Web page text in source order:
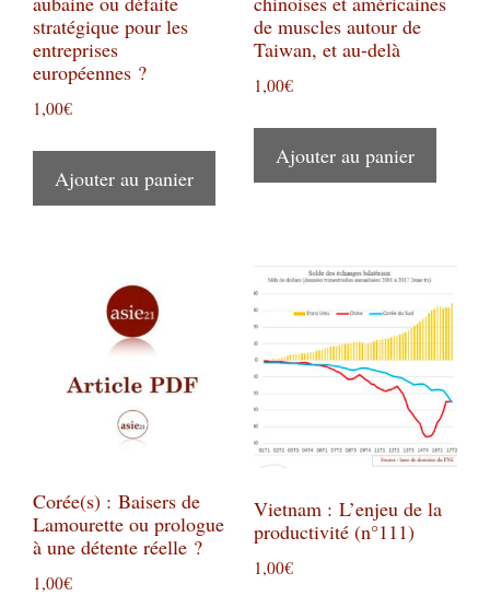
stratégique pour les
entreprises
européennes ?
1,00€
Ajouter au panier
de muscles autour de
Taiwan, et au-delà
1,00€
Ajouter au panier
Corée(s) : Baisers de
Lamourette ou prologue
à une détente réelle ?
1,00€
Vietnam : L’enjeu de la
productivité (n°111)
1,00€